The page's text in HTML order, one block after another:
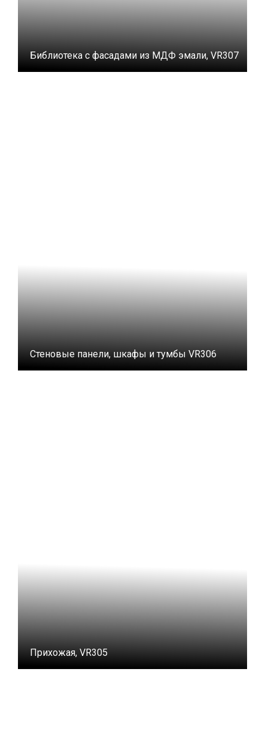
Библиотека с фасадами из МДФ эмали, VR307
Стеновые панели, шкафы и тумбы VR306
Прихожая, VR305